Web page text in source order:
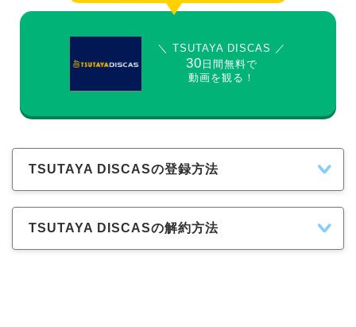
＼ TSUTAYA DISCAS ／
30 日間無料で
動画を観る！
TSUTAYA DISCASの登録方法
TSUTAYA DISCASの解約方法